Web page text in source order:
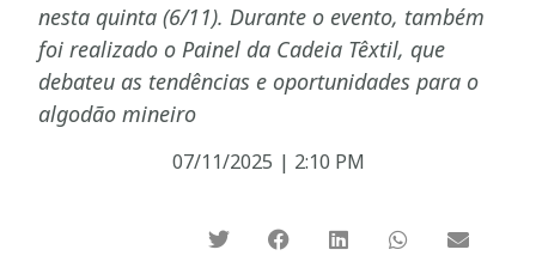
nesta quinta (6/11). Durante o evento, também
foi realizado o Painel da Cadeia Têxtil, que
debateu as tendências e oportunidades para o
algodão mineiro
07/11/2025 | 2:10 PM